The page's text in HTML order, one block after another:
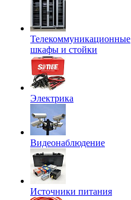
Телекоммуникационные
шкафы и стойки
Электрика
Видеонаблюдение
Источники питания